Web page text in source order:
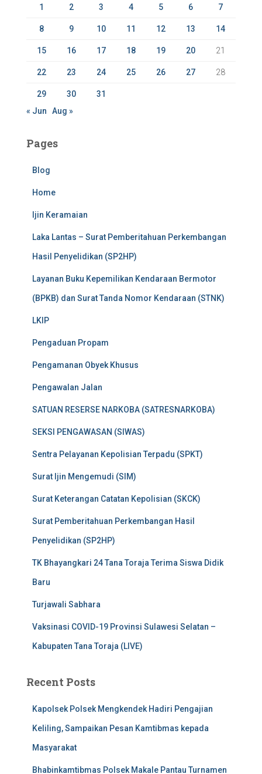
1 2 3 4 5 6 7
8 9 10 11 12 13 14
15 16 17 18 19 20 21
22 23 24 25 26 27 28
29 30
31
« Jun
Aug »
Pages
Blog
Home
Ijin Keramaian
Laka Lantas – Surat Pemberitahuan Perkembangan
Hasil Penyelidikan (SP2HP)
Layanan Buku Kepemilikan Kendaraan Bermotor
(BPKB) dan Surat Tanda Nomor Kendaraan (STNK)
LKIP
Pengaduan Propam
Pengamanan Obyek Khusus
Pengawalan Jalan
SATUAN RESERSE NARKOBA (SATRESNARKOBA)
SEKSI PENGAWASAN (SIWAS)
Sentra Pelayanan Kepolisian Terpadu (SPKT)
Surat Ijin Mengemudi (SIM)
Surat Keterangan Catatan Kepolisian (SKCK)
Surat Pemberitahuan Perkembangan Hasil
Penyelidikan (SP2HP)
TK Bhayangkari 24 Tana Toraja Terima Siswa Didik
Baru
Turjawali Sabhara
Vaksinasi COVID-19 Provinsi Sulawesi Selatan –
Kabupaten Tana Toraja (LIVE)
Recent Posts
Kapolsek Polsek Mengkendek Hadiri Pengajian
Keliling, Sampaikan Pesan Kamtibmas kepada
Masyarakat
Bhabinkamtibmas Polsek Makale Pantau Turnamen